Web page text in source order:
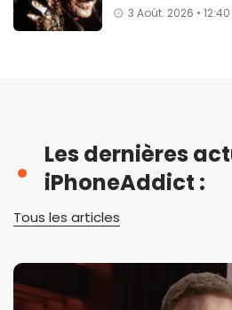
3 Août. 2026 • 12:40
Les dernières
iPhoneAddict :
Tous les articles